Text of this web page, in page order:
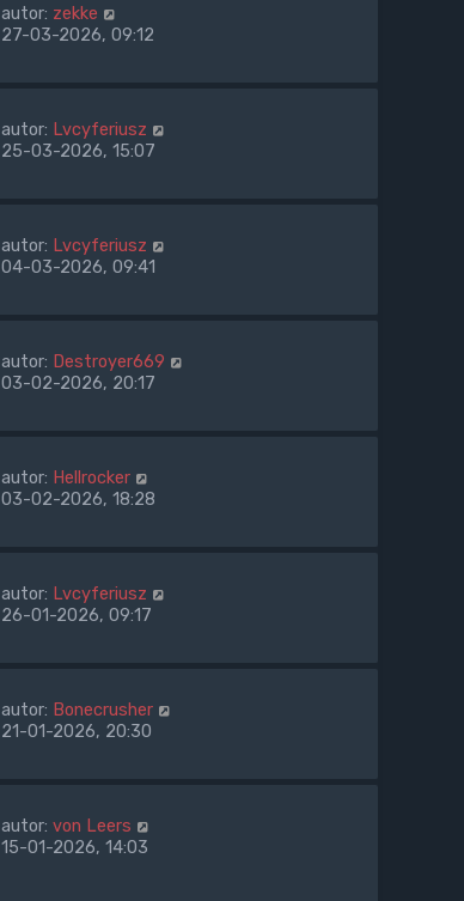
autor: zekke
27-03-2026, 09:12
autor: Lvcyferiusz
25-03-2026, 15:07
autor: Lvcyferiusz
04-03-2026, 09:41
autor: Destroyer669
03-02-2026, 20:17
autor: Hellrocker
03-02-2026, 18:28
autor: Lvcyferiusz
26-01-2026, 09:17
autor: Bonecrusher
21-01-2026, 20:30
autor: von Leers
15-01-2026, 14:03